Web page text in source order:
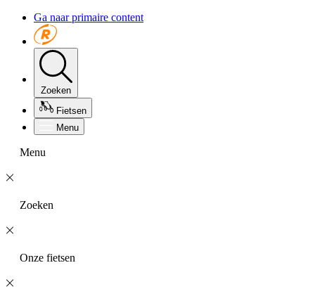
Ga naar primaire content
Zoeken
Fietsen
Menu
Menu
Zoeken
Onze fietsen